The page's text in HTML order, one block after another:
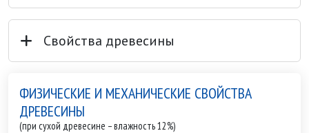
Свойства древесины
ФИЗИЧЕСКИЕ И МЕХАНИЧЕСКИЕ СВОЙСТВА
ДРЕВЕСИНЫ
(при сухой древесине – влажность 12%)